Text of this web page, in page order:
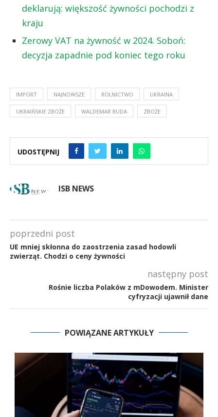
deklarują: większość żywności pochodzi z
kraju
Zerowy VAT na żywność w 2024. Soboń:
decyzja zapadnie pod koniec tego roku
IMPORT NAJNOWSZE ROLNICTWO UKRAINA
UKRAIŃSKIE ZBOŻE WALDEMAR BUDA ZBOŻE
UDOSTĘPNIJ
ISB NEWS
poprzedni post
UE mniej skłonna do zaostrzenia zasad hodowli
zwierząt. Chodzi o ceny żywności
następny post
Rośnie liczba Polaków z mDowodem. Minister
cyfryzacji ujawnił dane
POWIĄZANE ARTYKUŁY